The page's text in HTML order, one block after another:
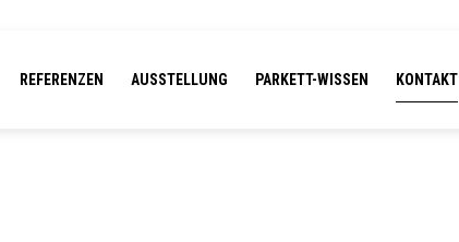
REFERENZEN AUSSTELLUNG PARKETT-WISSEN KONTAKT